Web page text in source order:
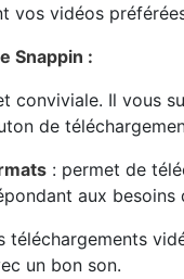
vos vidéos
Snappin :
conviviale. Il vous
de
: permet de
aux
téléchargements
un bon son.